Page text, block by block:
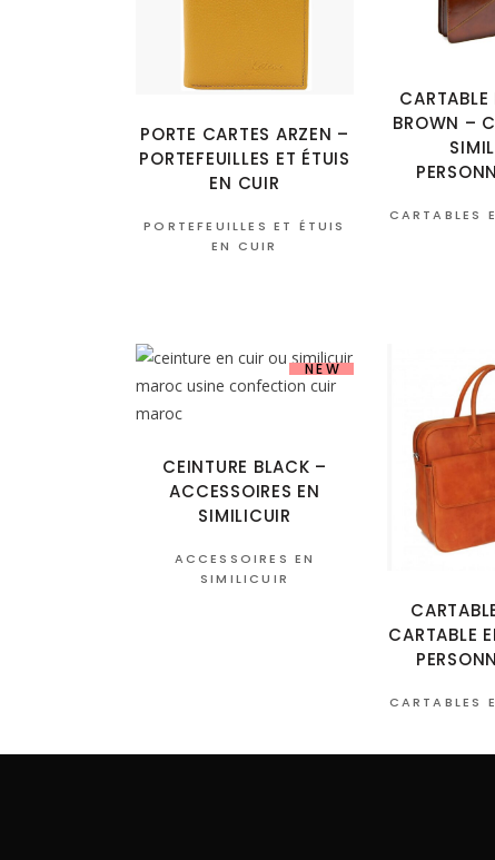
PORTE CARTES ARZEN –
PORTEFEUILLES ET ÉTUIS
EN CUIR
PORTEFEUILLES ET ÉTUIS
EN CUIR
CARTABLE
BROWN –
CARTABLES
NEW
CEINTURE BLACK –
ACCESSOIRES EN
SIMILICUIR
ACCESSOIRES EN
SIMILICUIR
CARTABLE
CARTABLES